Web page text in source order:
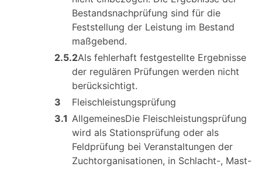
Bestandsnachprüfung sind für die
Feststellung der Leistung im Bestand
maßgebend.
2.5.2Als fehlerhaft festgestellte Ergebnisse
der regulären Prüfungen werden nicht
berücksichtigt.
3
Fleischleistungsprüfung
3.1 AllgemeinesDie Fleischleistungsprüfung
wird als Stationsprüfung oder als
Feldprüfung bei Veranstaltungen der
Zuchtorganisationen, in Schlacht-, Mast-